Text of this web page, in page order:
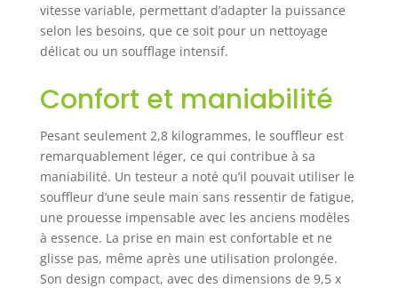
vitesse variable, permettant d’adapter la puissance
selon les besoins, que ce soit pour un nettoyage
délicat ou un soufflage intensif.
Confort et maniabilité
Pesant seulement 2,8 kilogrammes, le souffleur est
remarquablement léger, ce qui contribue à sa
maniabilité. Un testeur a noté qu’il pouvait utiliser le
souffleur d’une seule main sans ressentir de fatigue,
une prouesse impensable avec les anciens modèles
à essence. La prise en main est confortable et ne
glisse pas, même après une utilisation prolongée.
Son design compact, avec des dimensions de 9,5 x